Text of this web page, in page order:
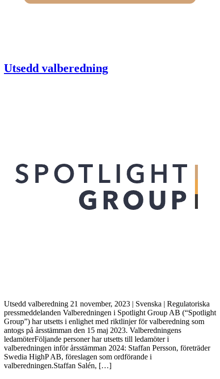
Utsedd valberedning
Utsedd valberedning 21 november, 2023 | Svenska | Regulatoriska
pressmeddelanden Valberedningen i Spotlight Group AB (“Spotlight
Group”) har utsetts i enlighet med riktlinjer för valberedning som
antogs på årsstämman den 15 maj 2023. Valberedningens
ledamöterFöljande personer har utsetts till ledamöter i
valberedningen inför årsstämman 2024: Staffan Persson, företräder
Swedia HighP AB, föreslagen som ordförande i
valberedningen.Staffan Salén, […]